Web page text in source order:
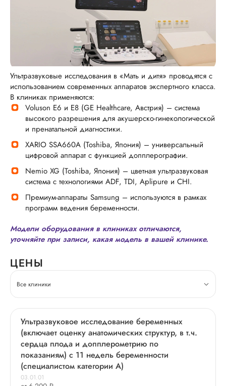
Ультразвуковые исследования в «Мать и дитя» проводятся с
использованием современных аппаратов экспертного класса.
В клиниках применяются:
Voluson E6 и E8 (GE Healthcare, Австрия) – система
высокого разрешения для акушерско-гинекологической
и пренатальной диагностики.
XARIO SSA660A (Toshiba, Япония) – универсальный
цифровой аппарат с функцией допплерографии.
Nemio XG (Toshiba, Япония) – цветная ультразвуковая
система с технологиями ADF, TDI, Aplipure и CHI.
Премиум-аппараты Samsung – используются в рамках
программ ведения беременности.
Модели оборудования в клиниках отличаются,
уточняйте при записи, какая модель в вашей клинике.
ЦЕНЫ
Все клиники
Ультразвуковое исследование беременных
(включает оценку анатомических структур, в т.ч.
сердца плода и допплерометрию по
показаниям) с 11 недель беременности
(специалистом категории А)
03.01.01